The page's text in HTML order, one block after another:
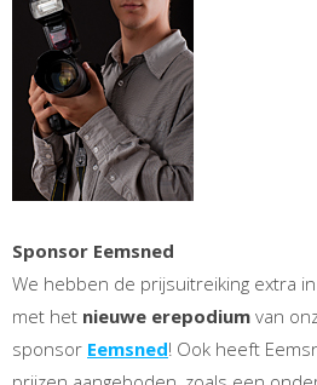
Sponsor Eemsned
We hebben de prijsuitreiking extra
met het nieuwe erepodium van
sponsor Eemsned! Ook heeft